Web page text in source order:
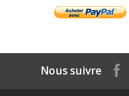
Nous suivre